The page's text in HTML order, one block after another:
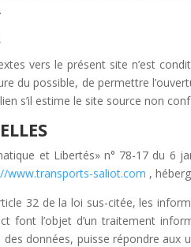
vers le présent site n’est
du possible, de permettre
s’il estime le site source non
et Libertés» n° 78-17 du 6
www.transports-saliot.com ,
32 de la loi sus-citée, les
font l’objet d’un traitement
des données, puisse répondre